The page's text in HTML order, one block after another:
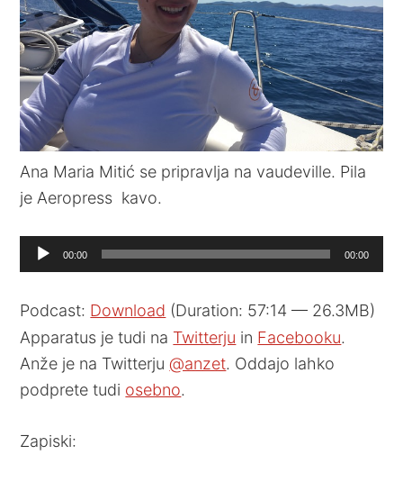
Ana Maria Mitić se pripravlja na vaudeville. Pila
je Aeropress kavo.
Audio
Player
00:00 00:00
Podcast: Download (Duration: 57:14 — 26.3MB)
Apparatus je tudi na Twitterju in Facebooku.
Anže je na Twitterju@anzet. Oddajo lahko
podprete tudi osebno.
Zapiski: